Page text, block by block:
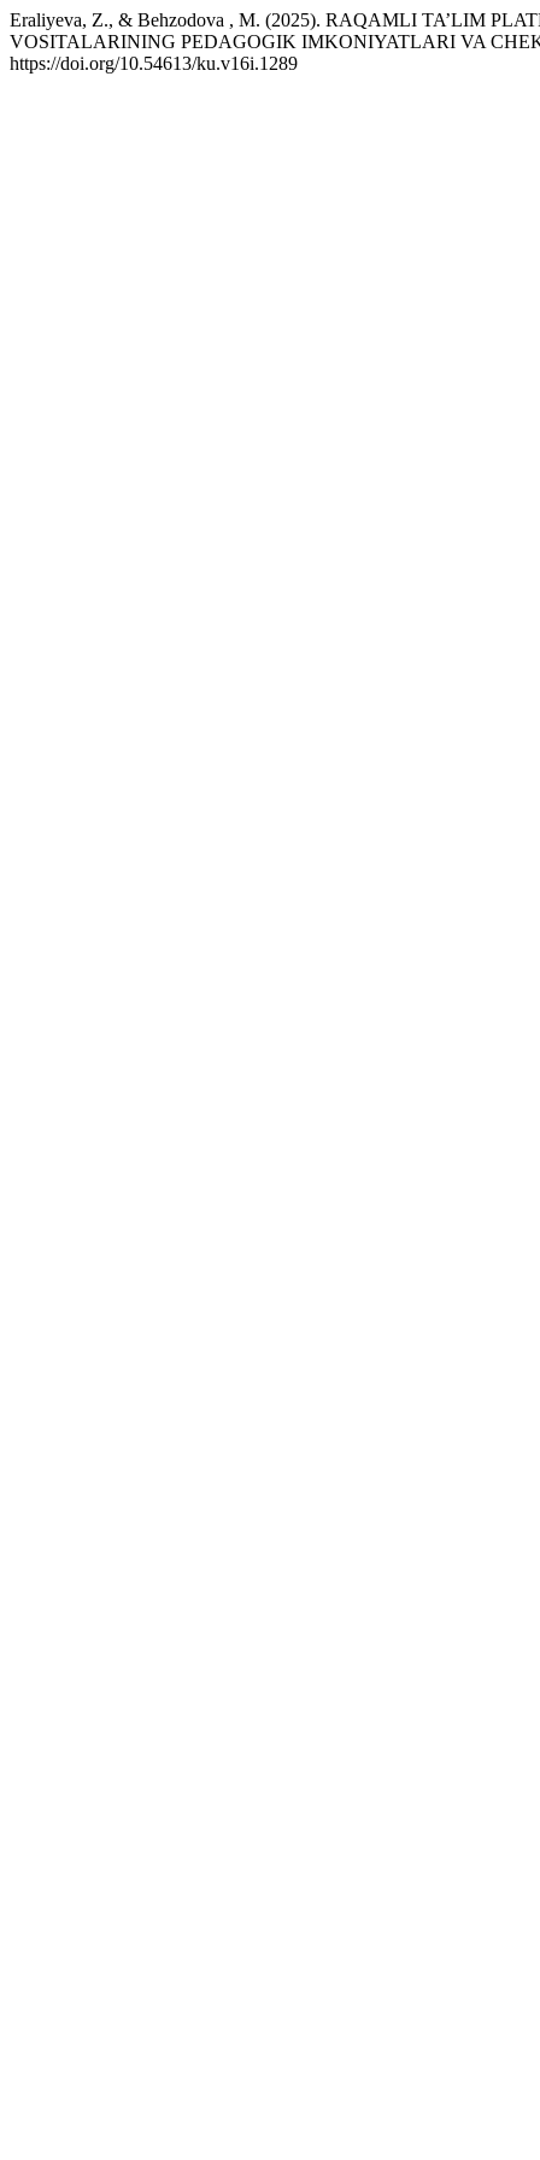
Eraliyeva, Z., & Behzodova , M. (2025). RAQAMLI TA’LIM
VOSITALARINING PEDAGOGIK IMKONIYATLARI VA
https://doi.org/10.54613/ku.v16i.1289